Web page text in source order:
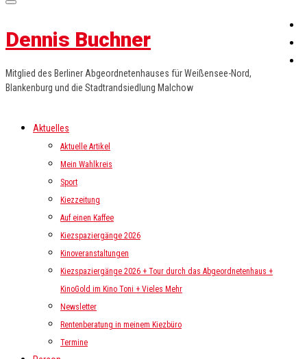
Dennis Buchner
Mitglied des Berliner Abgeordnetenhauses für Weißensee-Nord,
Blankenburg und die Stadtrandsiedlung Malchow
Aktuelles
Aktuelle Artikel
Mein Wahlkreis
Sport
Kiezzeitung
Auf einen Kaffee
Kiezspaziergänge 2026
Kinoveranstaltungen
Kiezspaziergänge 2026 + Tour durch das Abgeordnetenhaus +
KinoGold im Kino Toni + Vieles Mehr
Newsletter
Rentenberatung in meinem Kiezbüro
Termine